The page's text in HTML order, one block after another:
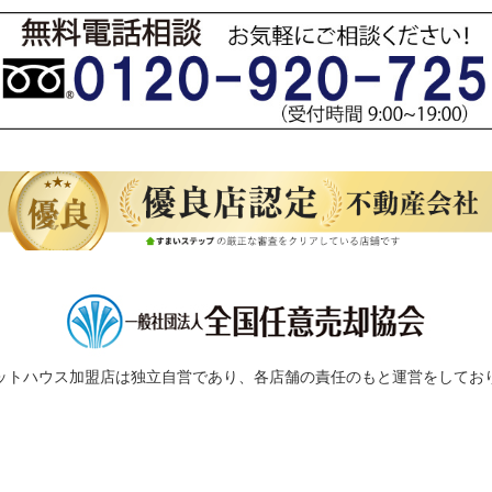
ハウス加盟店は独立自営であり、各店舗の責任のもと運営をしてお